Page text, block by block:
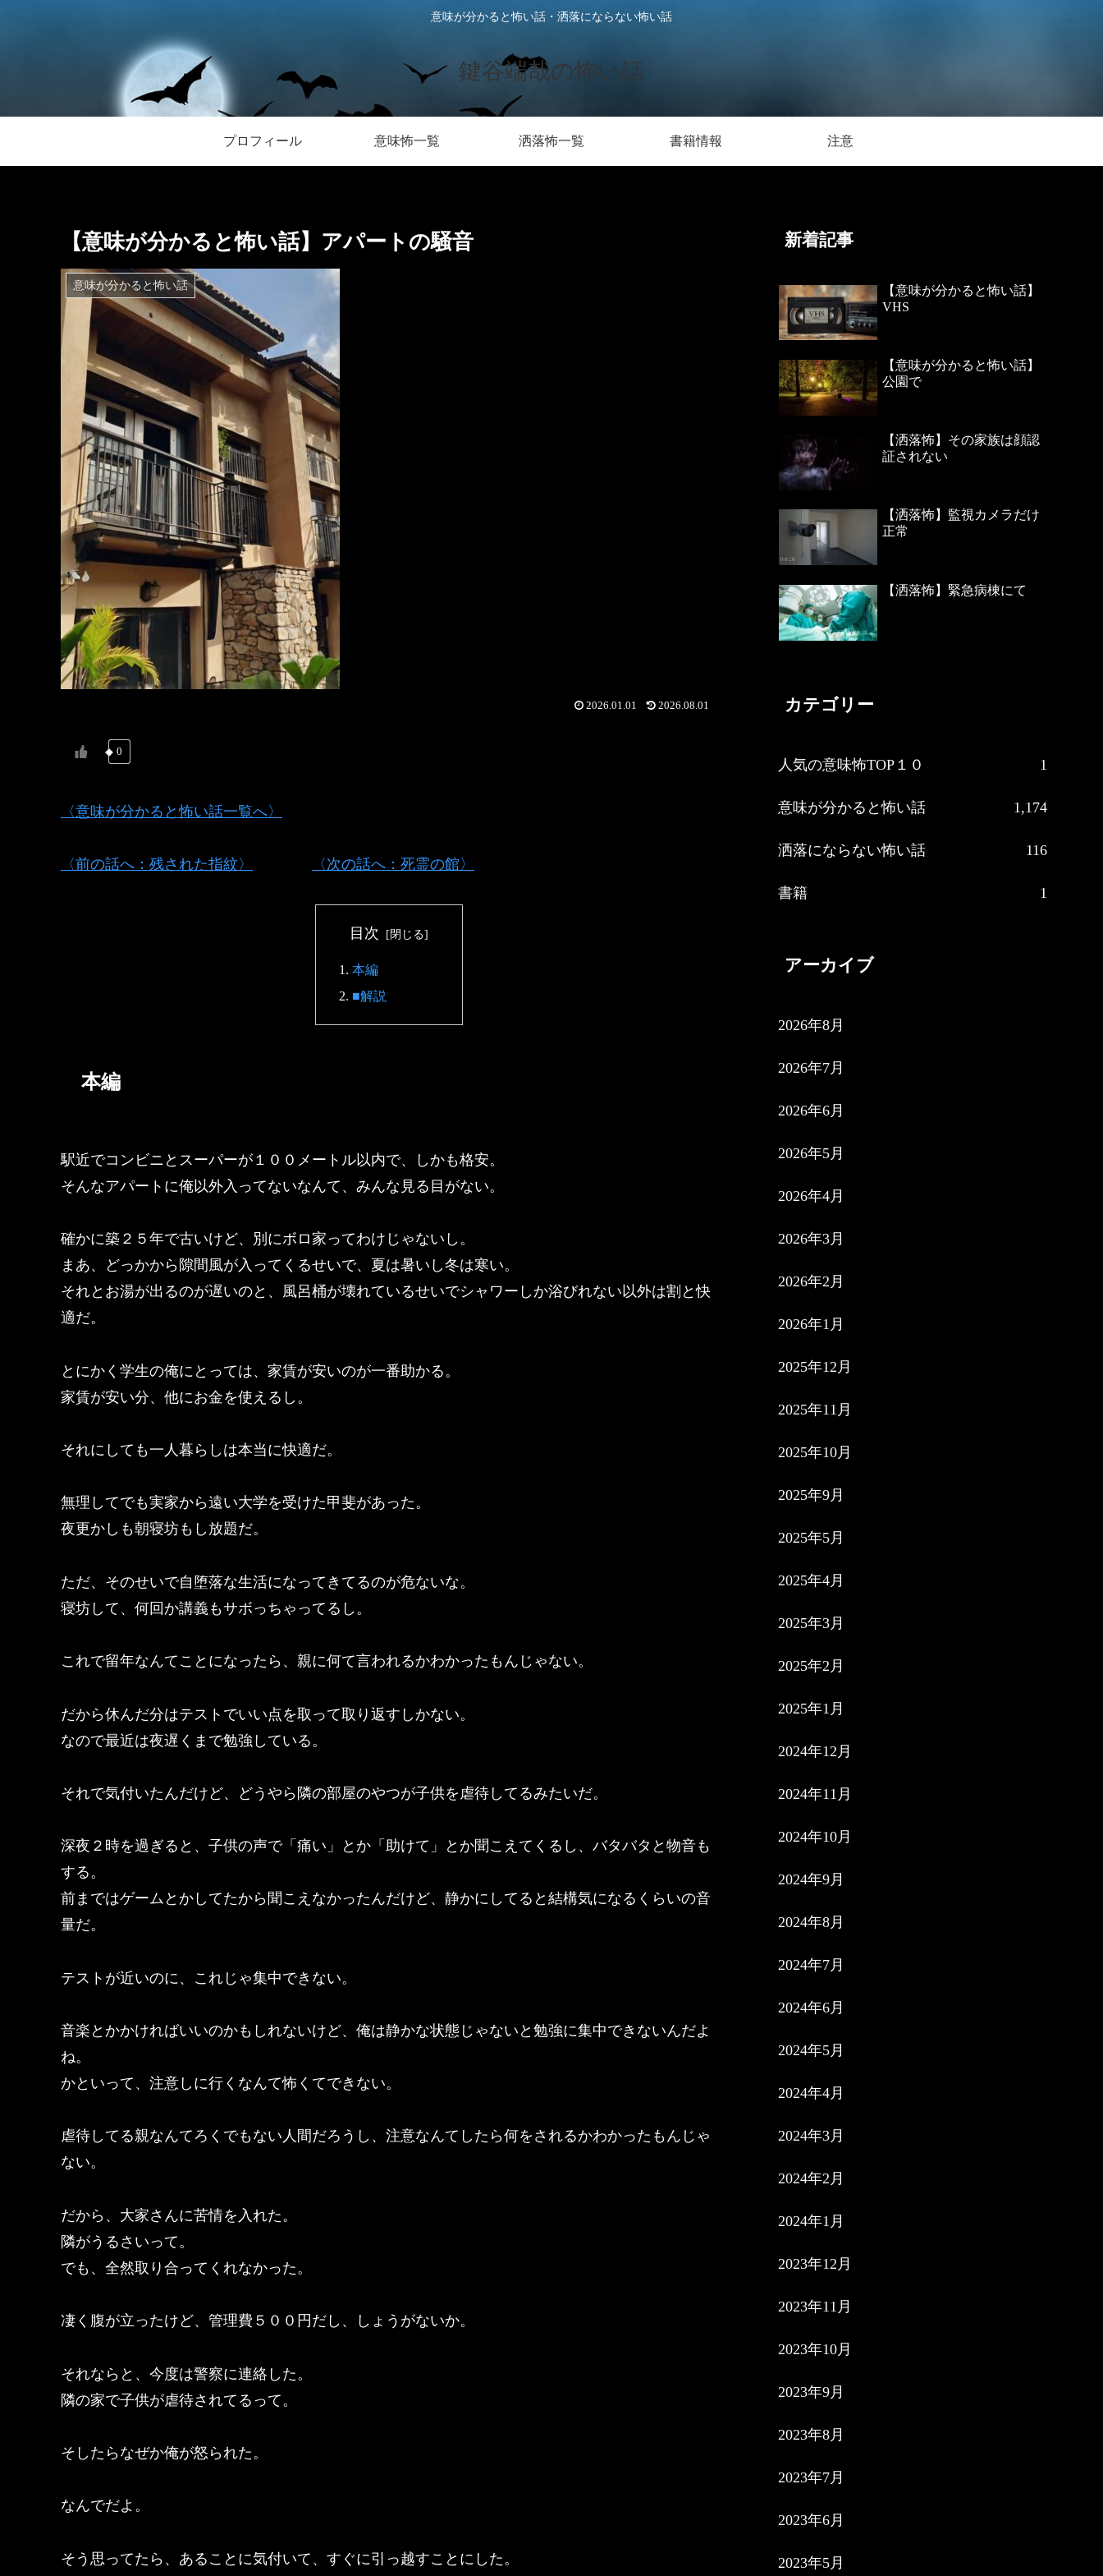
意味が分かると怖い話・洒落にならない怖い話
鍵谷端哉の怖い話
プロフィール 意味怖一覧 洒落怖一覧 書籍情報 注意
【意味が分かると怖い話】アパートの騒音
意味が分かると怖い話
2026.01.01 2026.08.01
0
〈意味が分かると怖い話一覧へ〉
〈前の話へ：残された指紋〉 〈次の話へ：死霊の館〉
目次
本編
■解説
本編
駅近でコンビニとスーパーが１００メートル以内で、しかも格安。
そんなアパートに俺以外入ってないなんて、みんな見る目がない。
確かに築２５年で古いけど、別にボロ家ってわけじゃないし。
まあ、どっかから隙間風が入ってくるせいで、夏は暑いし冬は寒い。
それとお湯が出るのが遅いのと、風呂桶が壊れているせいでシャワーしか浴びれない以外は割と快
適だ。
とにかく学生の俺にとっては、家賃が安いのが一番助かる。
家賃が安い分、他にお金を使えるし。
それにしても一人暮らしは本当に快適だ。
無理してでも実家から遠い大学を受けた甲斐があった。
夜更かしも朝寝坊もし放題だ。
ただ、そのせいで自堕落な生活になってきてるのが危ないな。
寝坊して、何回か講義もサボっちゃってるし。
これで留年なんてことになったら、親に何て言われるかわかったもんじゃない。
だから休んだ分はテストでいい点を取って取り返すしかない。
なので最近は夜遅くまで勉強している。
それで気付いたんだけど、どうやら隣の部屋のやつが子供を虐待してるみたいだ。
深夜２時を過ぎると、子供の声で「痛い」とか「助けて」とか聞こえてくるし、バタバタと物音も
する。
前まではゲームとかしてたから聞こえなかったんだけど、静かにしてると結構気になるくらいの音
量だ。
テストが近いのに、これじゃ集中できない。
音楽とかかければいいのかもしれないけど、俺は静かな状態じゃないと勉強に集中できないんだよ
ね。
かといって、注意しに行くなんて怖くてできない。
虐待してる親なんてろくでもない人間だろうし、注意なんてしたら何をされるかわかったもんじゃ
ない。
だから、大家さんに苦情を入れた。
隣がうるさいって。
でも、全然取り合ってくれなかった。
凄く腹が立ったけど、管理費５００円だし、しょうがないか。
それならと、今度は警察に連絡した。
隣の家で子供が虐待されてるって。
そしたらなぜか俺が怒られた。
なんでだよ。
そう思ってたら、あることに気付いて、すぐに引っ越すことにした。
新着記事
【意味が分かると怖い話】
VHS
【意味が分かると怖い話】
公園で
【洒落怖】その家族は顔認
証されない
【洒落怖】監視カメラだけ
正常
【洒落怖】緊急病棟にて
カテゴリー
人気の意味怖TOP１０ 1
意味が分かると怖い話 1,174
洒落にならない怖い話 116
書籍 1
アーカイブ
2026年8月
2026年7月
2026年6月
2026年5月
2026年4月
2026年3月
2026年2月
2026年1月
2025年12月
2025年11月
2025年10月
2025年9月
2025年5月
2025年4月
2025年3月
2025年2月
2025年1月
2024年12月
2024年11月
2024年10月
2024年9月
2024年8月
2024年7月
2024年6月
2024年5月
2024年4月
2024年3月
2024年2月
2024年1月
2023年12月
2023年11月
2023年10月
2023年9月
2023年8月
2023年7月
2023年6月
2023年5月